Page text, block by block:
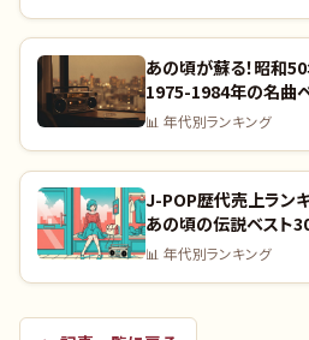
あの頃が蘇る！昭和
1975-1984年の名曲
📊 年代別ランキング
J-POP歴代売上ランキ
あの頃の伝説ベスト
📊 年代別ランキング